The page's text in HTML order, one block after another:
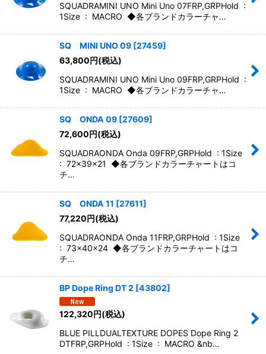
SQUADRAMINI UNO Mini Uno 07FRP,GRPHold :
1Size : MACRO ◆各ブランドカラーチャ…
SQ MINI UNO 09 [27459]
63,800円(税込)
SQUADRAMINI UNO Mini Uno 09FRP,GRPHold :
1Size : MACRO ◆各ブランドカラーチャ…
SQ ONDA 09 [27609]
72,600円(税込)
SQUADRAONDA Onda 09FRP,GRPHold : 1Size
: 72x39x21 ◆各ブランドカラーチャートはコ
チ…
SQ ONDA 11 [27611]
77,220円(税込)
SQUADRAONDA Onda 11FRP,GRPHold : 1Size
: 73x40x24 ◆各ブランドカラーチャートはコ
チ…
BP Dope Ring DT 2 [43802]
122,320円(税込)
BLUE PILLDUALTEXTURE DOPES Dope Ring 2
DTFRP,GRPHold : 1Size : MACRO &nb…